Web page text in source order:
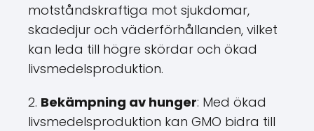
motståndskraftiga mot sjukdomar,
skadedjur och väderförhållanden, vilket
kan leda till högre skördar och ökad
livsmedelsproduktion.
2. Bekämpning av hunger: Med ökad
livsmedelsproduktion kan GMO bidra till